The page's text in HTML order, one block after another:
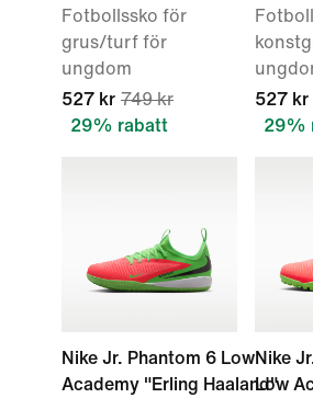
Fotbollssko för
grus/turf för
ungdom
527 kr 749 kr
29% rabatt
527 kr
29%
Nike Jr. Phantom 6 Low
Academy "Erling Haaland"
Nike
Low